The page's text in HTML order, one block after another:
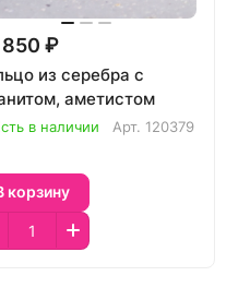
850 ₽
из серебра с
аметистом
в наличии Арт. 120379
корзину